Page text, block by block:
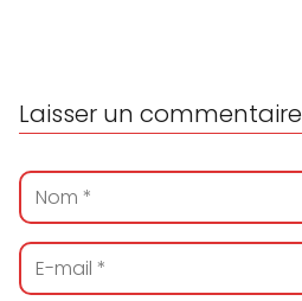
Laisser un commentaire